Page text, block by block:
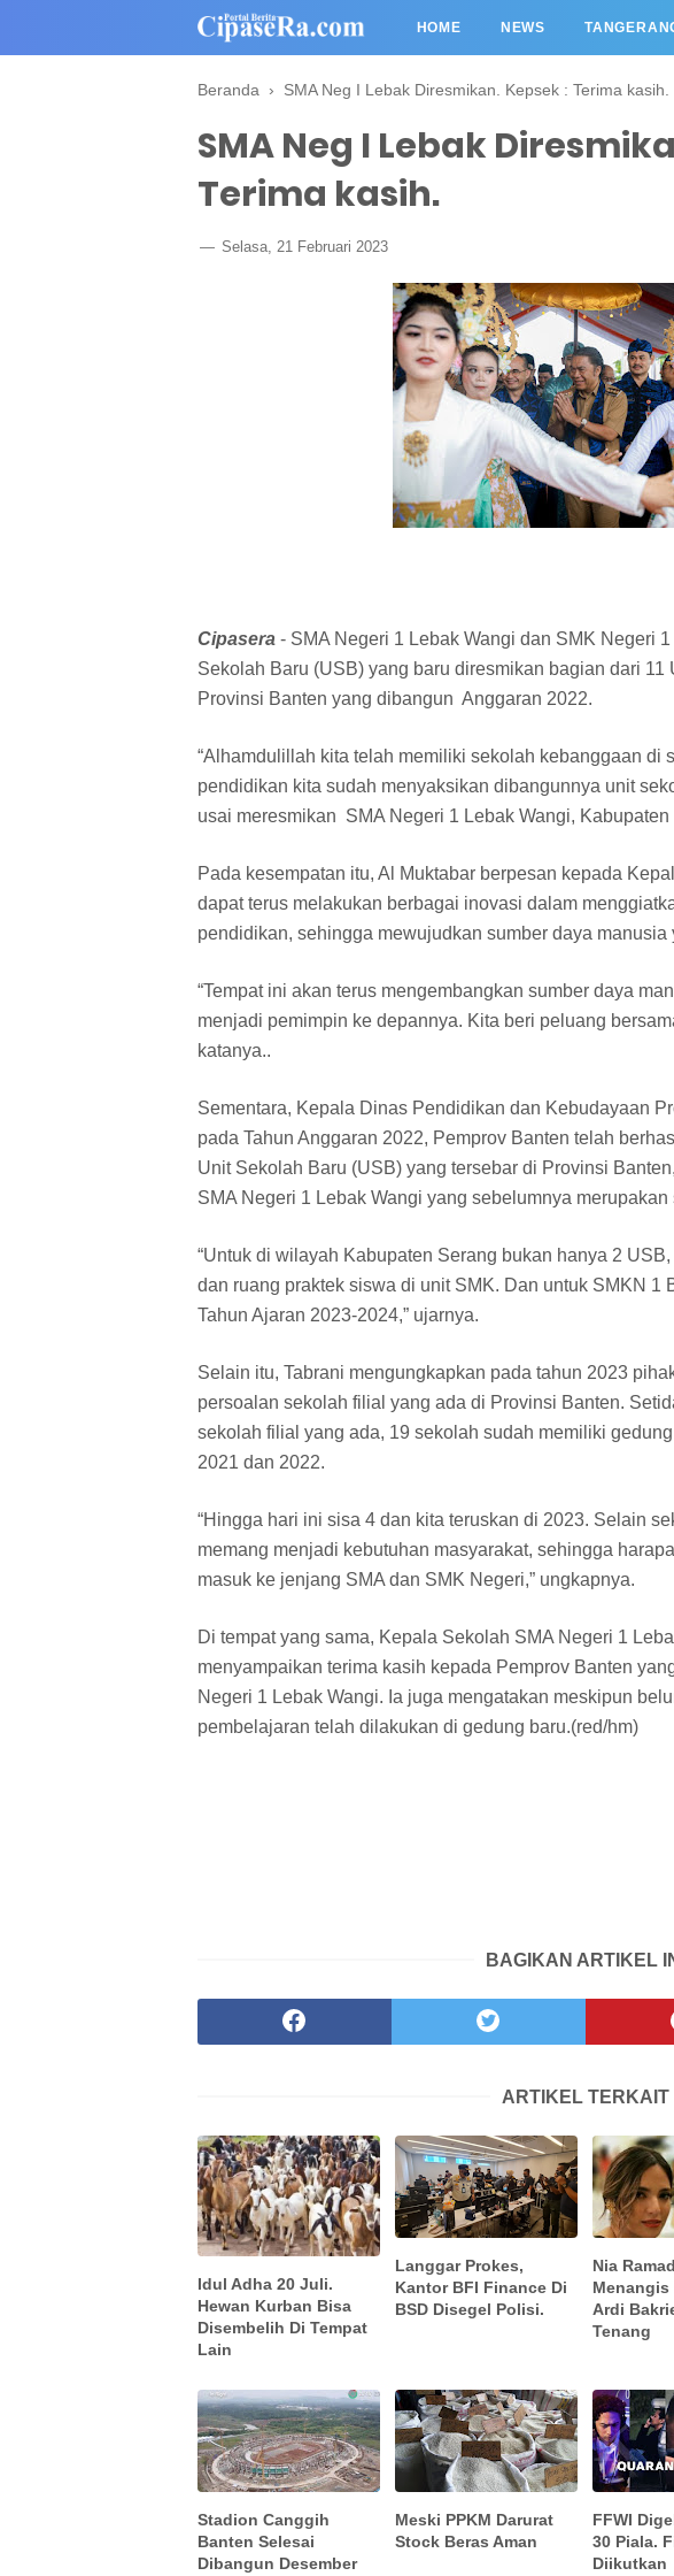
HOME NEWS
Beranda › SMA Neg I Lebak Diresmikan. Kepsek : Terima kasih.
SMA Neg I Lebak
Terima kasih.
Selasa, 21 Februari 2023
Cipasera - SMA Negeri 1 Lebak Wangi dan SMK Negeri
Sekolah Baru (USB) yang baru diresmikan bagian dari
Provinsi Banten yang dibangun Anggaran 2022.
“Alhamdulillah kita telah memiliki sekolah kebanggaan di
pendidikan kita sudah menyaksikan dibangunnya unit
usai meresmikan SMA Negeri 1 Lebak Wangi,
Pada kesempatan itu, Al Muktabar berpesan kepada
dapat terus melakukan berbagai inovasi dalam
pendidikan, sehingga mewujudkan sumber daya manusia
“Tempat ini akan terus mengembangkan sumber daya
menjadi pemimpin ke depannya. Kita beri peluang
katanya..
Sementara, Kepala Dinas Pendidikan dan Kebudayaan
pada Tahun Anggaran 2022, Pemprov Banten telah
Unit Sekolah Baru (USB) yang tersebar di Provinsi
SMA Negeri 1 Lebak Wangi yang sebelumnya
“Untuk di wilayah Kabupaten Serang bukan hanya 2
dan ruang praktek siswa di unit SMK. Dan untuk SMKN 1
Tahun Ajaran 2023-2024,” ujarnya.
Selain itu, Tabrani mengungkapkan pada tahun 2023
persoalan sekolah filial yang ada di Provinsi Banten.
sekolah filial yang ada, 19 sekolah sudah memiliki
2021 dan 2022.
“Hingga hari ini sisa 4 dan kita teruskan di 2023. Selain
memang menjadi kebutuhan masyarakat, sehingga
masuk ke jenjang SMA dan SMK Negeri,” ungkapnya.
Di tempat yang sama, Kepala Sekolah SMA Negeri 1
menyampaikan terima kasih kepada Pemprov Banten
Negeri 1 Lebak Wangi. Ia juga mengatakan meskipun
pembelajaran telah dilakukan di gedung baru.(red/hm)
BAGIKAN ARTIKEL
ARTIKEL TERKAIT
Idul Adha 20 Juli.
Hewan Kurban Bisa
Disembelih Di Tempat
Lain
Langgar Prokes,
Kantor BFI Finance Di
BSD Disegel Polisi.
Nia
Menangis
Ardi
Tenang
Stadion Canggih
Banten Selesai
Dibangun Desember
Meski PPKM Darurat
Stock Beras Aman
FFWI
30 Piala.
Diikutkan